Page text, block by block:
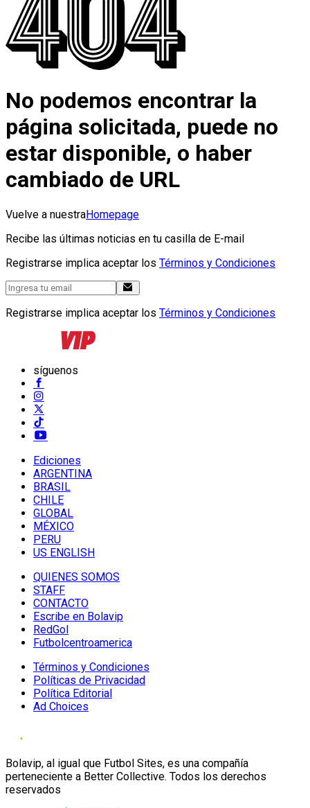
No podemos encontrar la
página solicitada, puede no
estar disponible, o haber
cambiado de URL
Vuelve a nuestraHomepage
Recibe las últimas noticias en tu casilla de E-mail
Registrarse implica aceptar los Términos y Condiciones
Registrarse implica aceptar los Términos y Condiciones
síguenos
Ediciones
ARGENTINA
BRASIL
CHILE
GLOBAL
MÉXICO
PERU
US ENGLISH
QUIENES SOMOS
STAFF
CONTACTO
Escribe en Bolavip
RedGol
Futbolcentroamerica
Términos y Condiciones
Políticas de Privacidad
Política Editorial
Ad Choices
Bolavip, al igual que Futbol Sites, es una compañía
perteneciente a Better Collective. Todos los derechos
reservados